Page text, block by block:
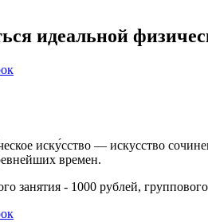
идеальной
иску́сство — искусство
времен.
занятия - 1000 рублей,